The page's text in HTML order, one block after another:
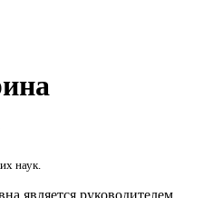
наук.
является руководителем